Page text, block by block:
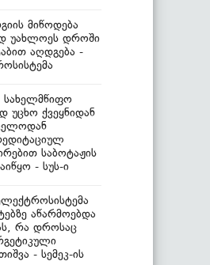
მიწოდება
უახლოეს დროში
აღდგება -
უცხო ქვეყნიდან
საბოტაჟის
- სუს-ი
აწარმოებდა
რა დროსაც
- სემეკ-ის